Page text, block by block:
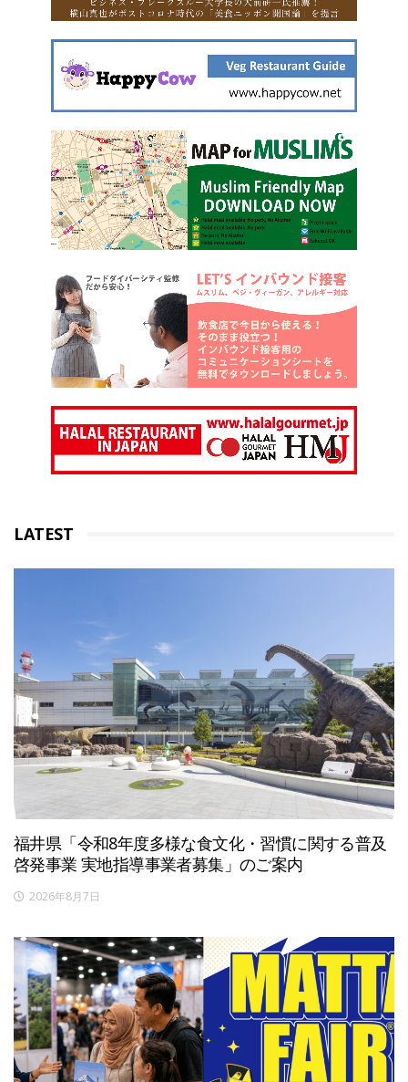
LATEST
福井県「令和8年度多様な食文化・習慣に関する普及
啓発事業 実地指導事業者募集」のご案内
2026年8月7日